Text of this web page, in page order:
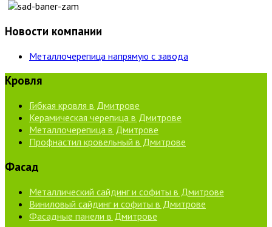
Новости компании
Металлочерепица напрямую с завода
Кровля
Гибкая кровля в Дмитрове
Керамическая черепица в Дмитрове
Металлочерепица в Дмитрове
Профнастил кровельный в Дмитрове
Фасад
Металлический сайдинг и софиты в Дмитрове
Виниловый сайдинг и софиты в Дмитрове
Фасадные панели в Дмитрове